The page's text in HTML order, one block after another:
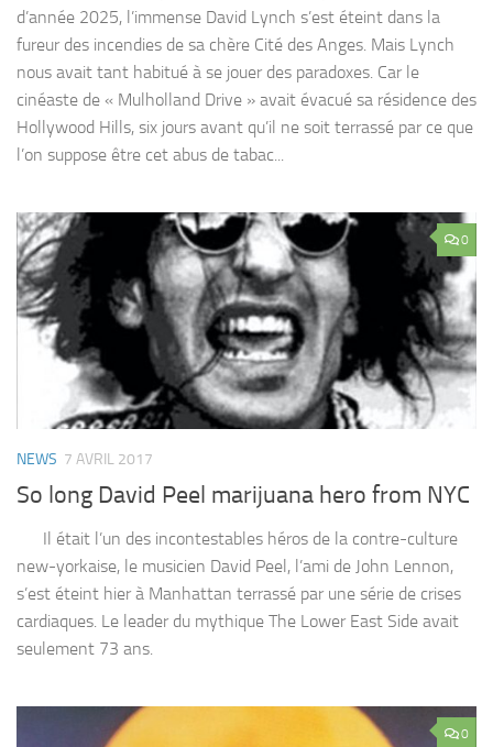
d’année 2025, l’immense David Lynch s’est éteint dans la
fureur des incendies de sa chère Cité des Anges. Mais Lynch
nous avait tant habitué à se jouer des paradoxes. Car le
cinéaste de « Mulholland Drive » avait évacué sa résidence des
Hollywood Hills, six jours avant qu’il ne soit terrassé par ce que
l’on suppose être cet abus de tabac...
0
NEWS 7 AVRIL 2017
So long David Peel marijuana hero from NYC
Il était l’un des incontestables héros de la contre-culture
new-yorkaise, le musicien David Peel, l’ami de John Lennon,
s’est éteint hier à Manhattan terrassé par une série de crises
cardiaques. Le leader du mythique The Lower East Side avait
seulement 73 ans.
0